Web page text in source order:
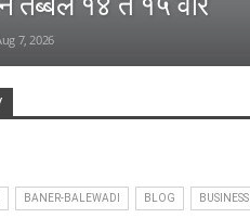
7, 2026
BANER-BALEWADI BLOG BUSINESS